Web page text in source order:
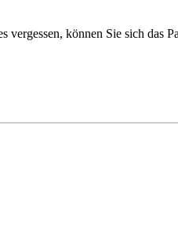
können Sie sich das